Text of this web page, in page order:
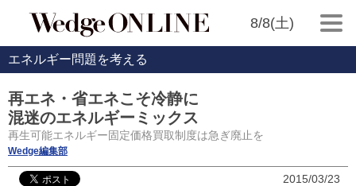
8/8(土)
エネルギー問題を考える
再エネ・省エネこそ冷静に
混迷のエネルギーミックス
再生可能エネルギー固定価格買取制度は急ぎ廃止を
Wedge編集部
2015/03/23